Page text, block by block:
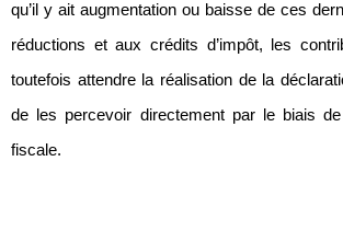
qu’il y ait augmentation ou baisse de ces
réductions et aux crédits d’impôt, les
toutefois attendre la réalisation de la
de les percevoir directement par le biais de
fiscale.